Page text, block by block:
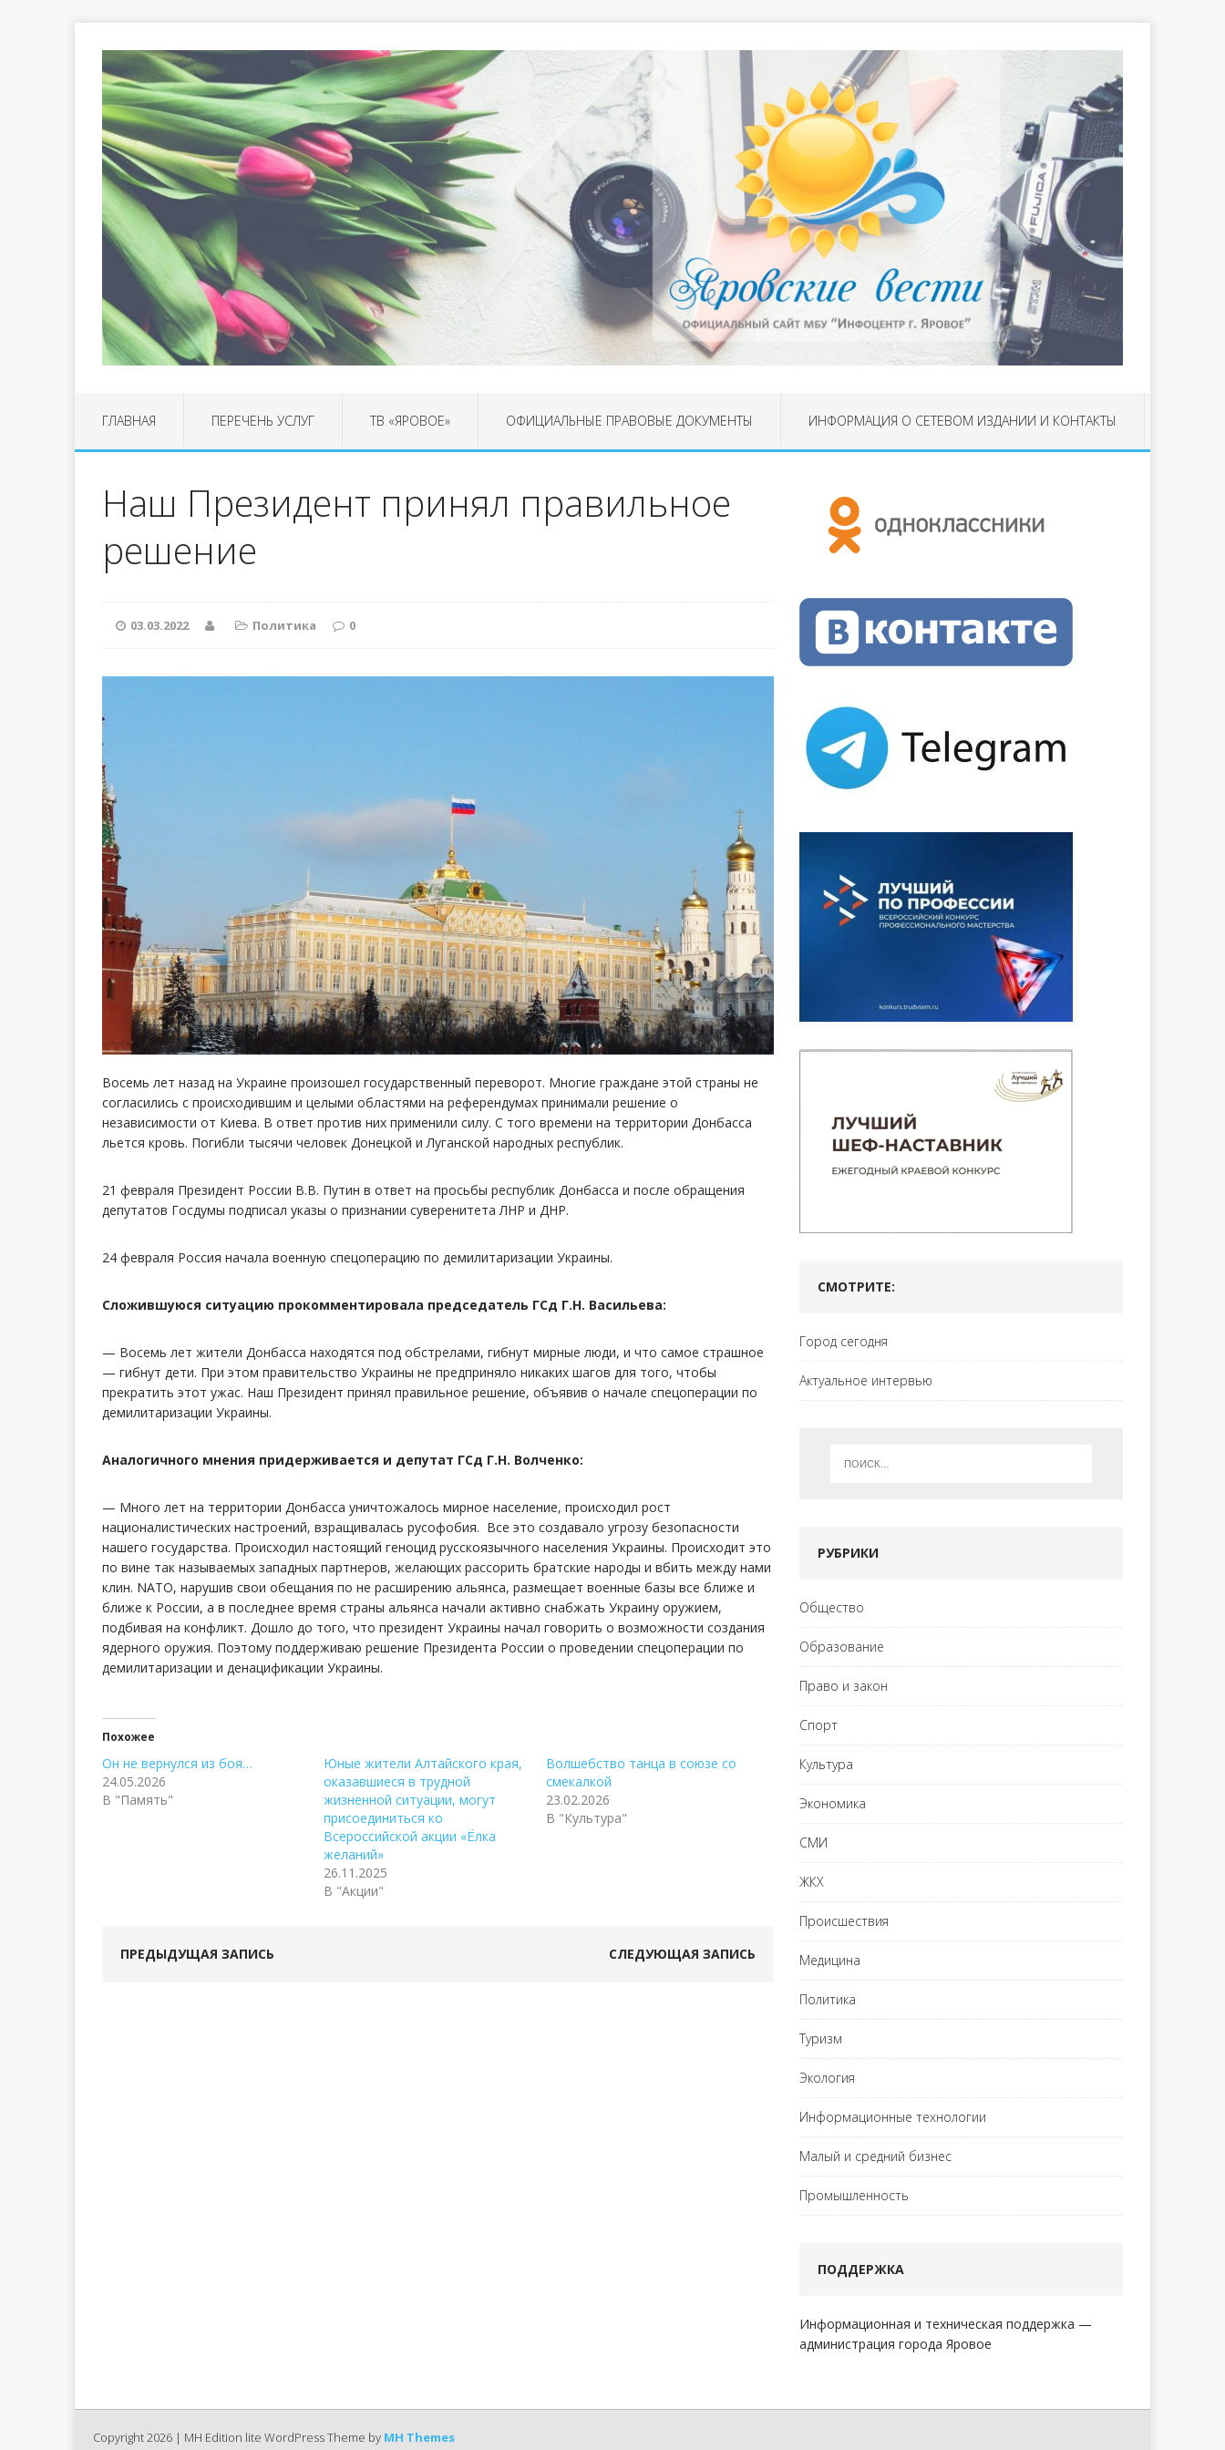
ГЛАВНАЯ ПЕРЕЧЕНЬ УСЛУГ ТВ «ЯРОВОЕ» ОФИЦИАЛЬНЫЕ ПРАВОВЫЕ ДОКУМЕНТЫ ИНФОРМАЦИЯ О СЕТЕВОМ ИЗДАНИИ И КОНТАКТЫ
Наш Президент принял правильное
решение
03.03.2022 Политика 0
Восемь лет назад на Украине произошел государственный переворот. Многие граждане этой страны не
согласились с происходившим и целыми областями на референдумах принимали решение о
независимости от Киева. В ответ против них применили силу. С того времени на территории Донбасса
льется кровь. Погибли тысячи человек Донецкой и Луганской народных республик.
21 февраля Президент России В.В. Путин в ответ на просьбы республик Донбасса и после обращения
депутатов Госдумы подписал указы о признании суверенитета ЛНР и ДНР.
24 февраля Россия начала военную спецоперацию по демилитаризации Украины.
Сложившуюся ситуацию прокомментировала председатель ГСд Г.Н. Васильева:
— Восемь лет жители Донбасса находятся под обстрелами, гибнут мирные люди, и что самое страшное
— гибнут дети. При этом правительство Украины не предприняло никаких шагов для того, чтобы
прекратить этот ужас. Наш Президент принял правильное решение, объявив о начале спецоперации по
демилитаризации Украины.
Аналогичного мнения придерживается и депутат ГСд Г.Н. Волченко:
— Много лет на территории Донбасса уничтожалось мирное население, происходил рост
националистических настроений, взращивалась русофобия. Все это создавало угрозу безопасности
нашего государства. Происходил настоящий геноцид русскоязычного населения Украины. Происходит это
по вине так называемых западных партнеров, желающих рассорить братские народы и вбить между нами
клин. NATO, нарушив свои обещания по не расширению альянса, размещает военные базы все ближе и
ближе к России, а в последнее время страны альянса начали активно снабжать Украину оружием,
подбивая на конфликт. Дошло до того, что президент Украины начал говорить о возможности создания
ядерного оружия. Поэтому поддерживаю решение Президента России о проведении спецоперации по
демилитаризации и денацификации Украины.
Похожее
Он не вернулся из боя…
24.05.2026
В "Память"
Юные жители Алтайского края,
оказавшиеся в трудной
жизненной ситуации, могут
присоединиться ко
Всероссийской акции «Ёлка
желаний»
26.11.2025
В "Акции"
Волшебство танца в союзе со
смекалкой
23.02.2026
В "Культура"
ПРЕДЫДУЩАЯ ЗАПИСЬ СЛЕДУЮЩАЯ ЗАПИСЬ
СМОТРИТЕ:
Город сегодня
Актуальное интервью
РУБРИКИ
Общество
Образование
Право и закон
Спорт
Культура
Экономика
СМИ
ЖКХ
Происшествия
Медицина
Политика
Туризм
Экология
Информационные технологии
Малый и средний бизнес
Промышленность
ПОДДЕРЖКА
Информационная и техническая поддержка —
администрация города Яровое
Copyright 2026 | MH Edition lite WordPress Theme by MH Themes